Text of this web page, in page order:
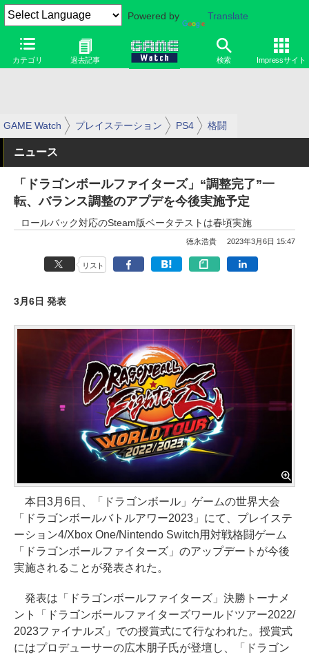
Powered by Translate
カテゴリ 過去記事 検索 Impressサイト
GAME Watch プレイステーション PS4 格闘
ニュース
「ドラゴンボールファイターズ」“調整完了”一
転、バランス調整のアプデを今後実施予定
ロールバック対応のSteam版ベータテストは春頃実施
徳永浩貴 2023年3月6日 15:47
リスト
3月6日 発表
本日3月6日、「ドラゴンボール」ゲームの世界大会
「ドラゴンボールバトルアワー2023」にて、プレイステ
ーション4/Xbox One/Nintendo Switch用対戦格闘ゲーム
「ドラゴンボールファイターズ」のアップデートが今後
実施されることが発表された。
発表は「ドラゴンボールファイターズ」決勝トーナメ
ント「ドラゴンボールファイターズワールドツアー2022/
2023ファイナルズ」での授賞式にて行なわれた。授賞式
にはプロデューサーの広木朋子氏が登壇し、「ドラゴン